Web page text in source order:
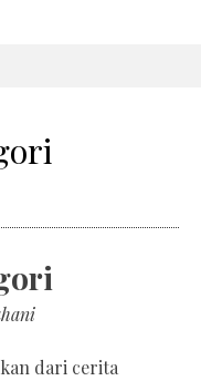
dari cerita